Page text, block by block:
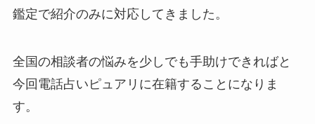
鑑定で紹介のみに対応してきました。
全国の相談者の悩みを少しでも手助けできればと
今回電話占いピュアリに在籍することになりま
す。